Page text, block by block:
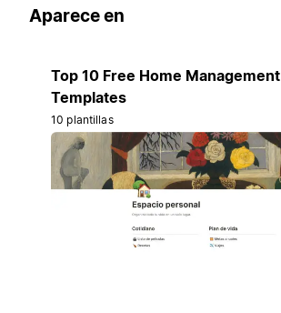
Aparece en
Top 10 Free Home Management
Templates
10 plantillas